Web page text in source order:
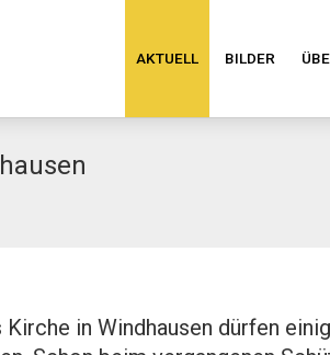
AKTUELL BILDER
in Windhausen dürfen